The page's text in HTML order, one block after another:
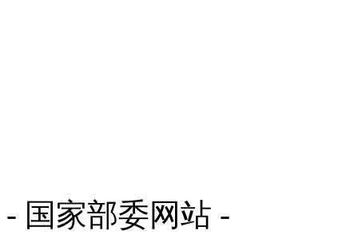
- 国家部委网站 -